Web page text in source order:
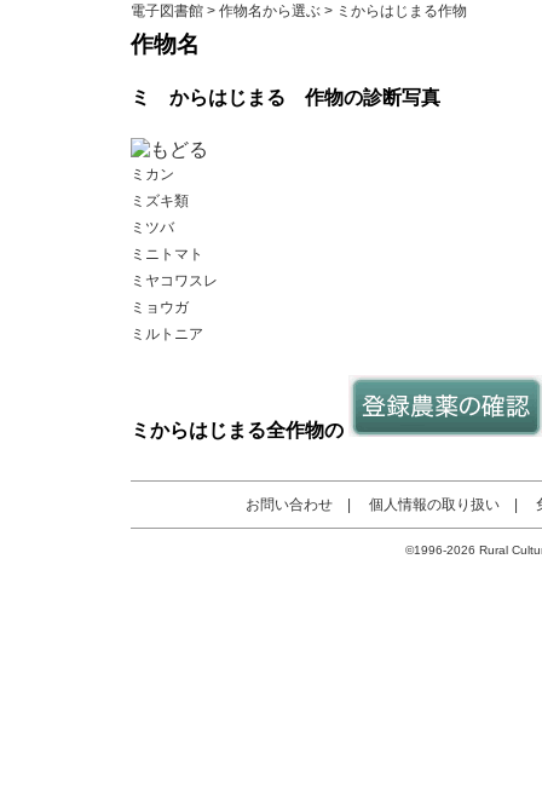
電子図書館 > 作物名から選ぶ> ミからはじまる作物
作物名
ミ からはじまる 作物の診断写真
ミカン
ミズキ類
ミツバ
ミニトマト
ミヤコワスレ
ミョウガ
ミルトニア
ミ からはじまる全作物の
お問い合わせ | 個人情報の取り扱い |
©1996-2026 Rural